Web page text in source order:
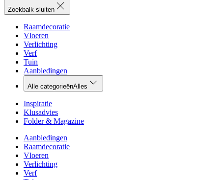
Zoekbalk sluiten
Raamdecoratie
Vloeren
Verlichting
Verf
Tuin
Aanbiedingen
Alle categorieënAlles
Inspiratie
Klusadvies
Folder & Magazine
Aanbiedingen
Raamdecoratie
Vloeren
Verlichting
Verf